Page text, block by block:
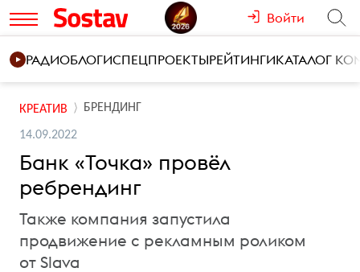
Войти
РАДИОБЛОГИСПЕЦПРОЕКТЫРЕЙТИНГИКАТАЛОГ
КРЕАТИВ БРЕНДИНГ
14.09.2022
Банк «Точка» провёл
ребрендинг
Также компания запустила
продвижение с рекламным роликом
от Slava